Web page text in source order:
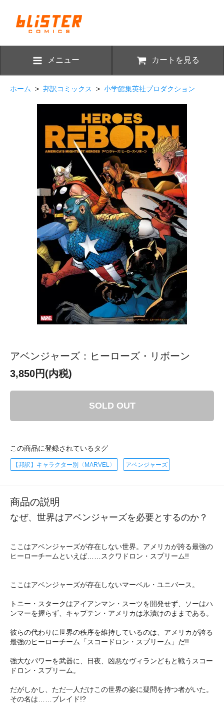
メニュー カートを見る
ホーム > 邦訳コミックス > 小学館集英社プロダクション
アベンジャーズ：ヒーローズ・リボーン
3,850円(内税)
SOLD OUT
この商品に登録されているタグ
【邦訳】キャラクター別〈MARVEL〉 アベンジャーズ
商品の説明
なぜ、世界はアベンジャーズを必要とするのか？
ここはアベンジャーズが存在しない世界。アメリカが誇る最強の
ヒーローチームといえば……スクワドロン・スプリーム!!
ここはアベンジャーズが存在しないマーベル・ユニバース。
トニー・スタークはアイアンマン・スーツを開発せず、ソーはハ
ンマーを握らず、キャプテン・アメリカは氷漬けのままである。
彼らの代わりに世界の秩序を維持しているのは、アメリカが誇る
最強のヒーローチーム「スコードロン・スプリーム」だ!!
強大なパワーを武器に、日夜、凶悪なヴィランどもと戦うスコー
ドロン・スプリーム。
だがしかし、ただ一人だけこの世界の姿に疑問を持つ者がいた。
その名は……ブレイド!?